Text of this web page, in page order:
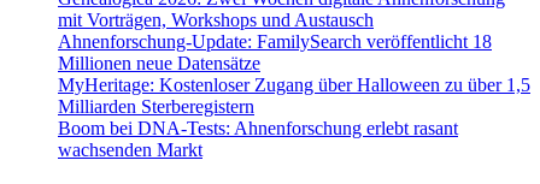
mit Vorträgen, Workshops und Austausch
Ahnenforschung-Update: FamilySearch veröffentlicht 18
Millionen neue Datensätze
MyHeritage: Kostenloser Zugang über Halloween zu über 1,5
Milliarden Sterberegistern
Boom bei DNA-Tests: Ahnenforschung erlebt rasant
wachsenden Markt